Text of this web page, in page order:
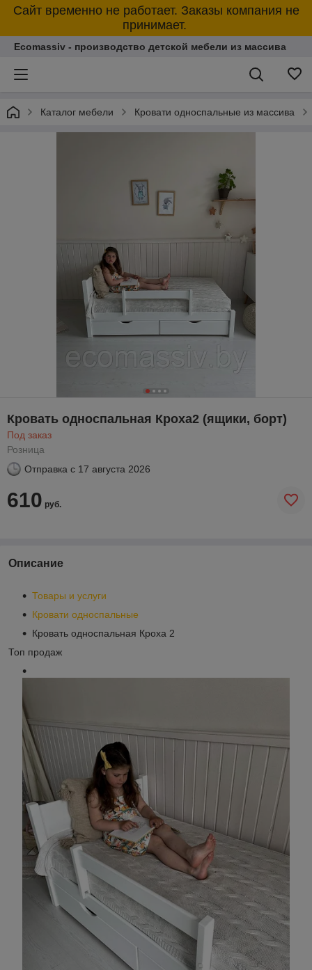
Сайт временно не работает. Заказы компания не
принимает.
Ecomassiv - производство детской мебели из массива
Каталог мебели Кровати односпальные из массива
Кровать односпальная Кроха2 (ящики, борт)
Под заказ
Розница
Отправка с 17 августа 2026
610 руб.
Описание
Товары и услуги
Кровати односпальные
Кровать односпальная Кроха 2
Топ продаж